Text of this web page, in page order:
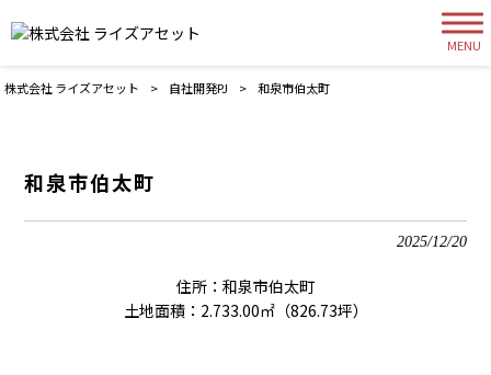
MENU
株式会社 ライズアセット > 自社開発PJ > 和泉市伯太町
和泉市伯太町
2025/12/20
住所：和泉市伯太町
土地面積：2.733.00㎡（826.73坪）